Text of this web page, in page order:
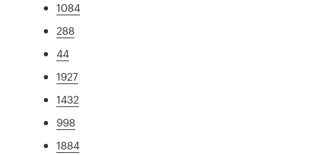
1084
288
44
1927
1432
998
1884